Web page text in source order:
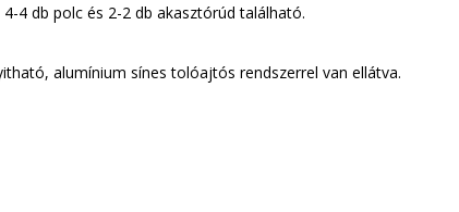
4 db polc és 2-2 db akasztórúd található.
alumínium sínes tolóajtós rendszerrel van ellátva.